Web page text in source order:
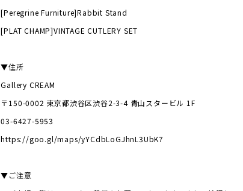
[Peregrine Furniture]Rabbit Stand
[PLAT CHAMP]VINTAGE CUTLERY SET
▼住所
Gallery CREAM
〒150-0002 東京都渋谷区渋谷2-3-4 青山スタービル 1F
03-6427-5953
https://goo.gl/maps/yYCdbLoGJhnL3UbK7
▼ご注意